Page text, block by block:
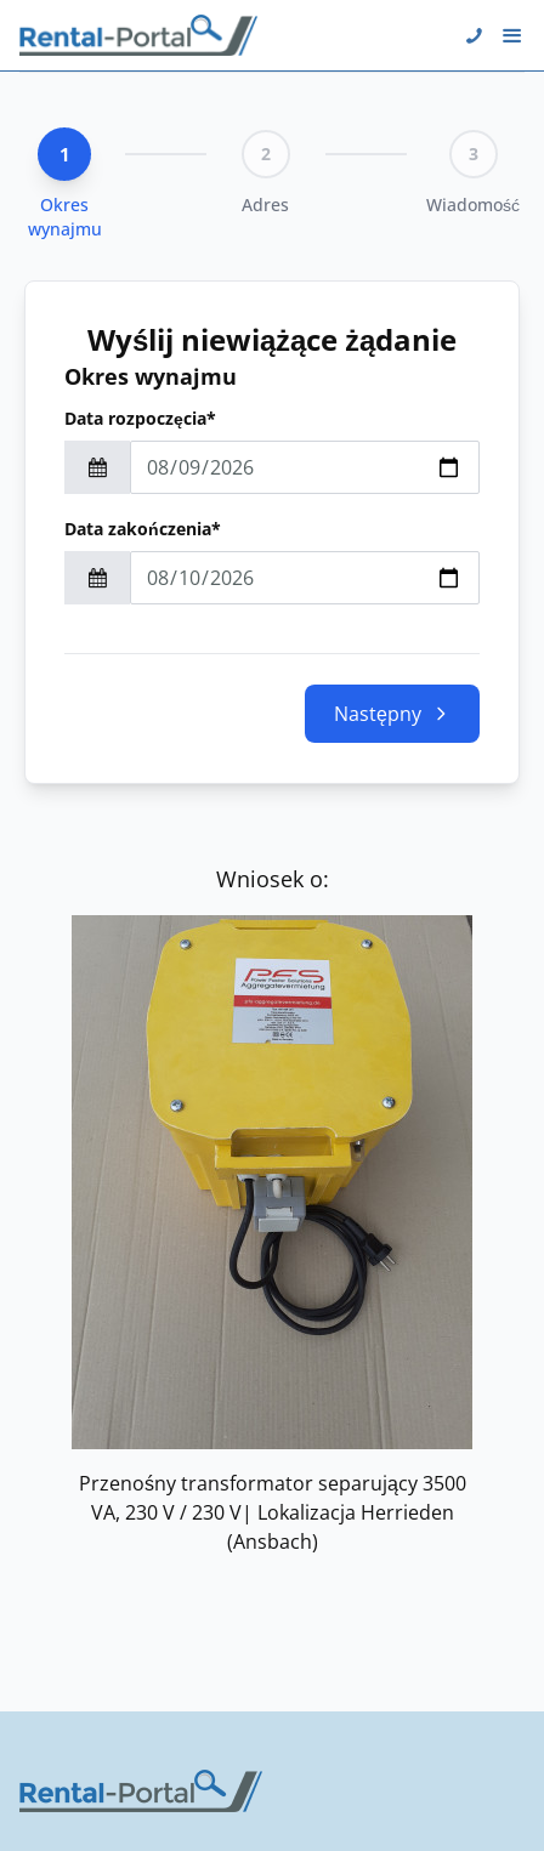
1
Okres
wynajmu
2
Adres
3
Wiadomość
Wyślij niewiążące żądanie
Okres wynajmu
Data rozpoczęcia*
Data zakończenia*
Następny
Wniosek o:
Przenośny transformator separujący 3500
VA, 230 V / 230 V| Lokalizacja Herrieden
(Ansbach)